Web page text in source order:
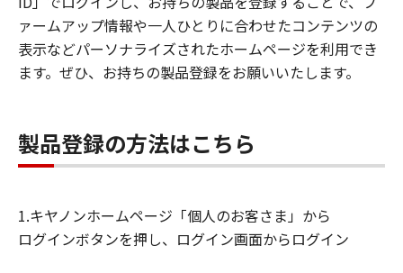
ァームアップ情報や一人ひとりに合わせたコンテンツの
表示などパーソナライズされたホームページを利用でき
ます。ぜひ、お持ちの製品登録をお願いいたします。
製品登録の方法はこちら
1.キヤノンホームページ「個人のお客さま」から
ログインボタンを押し、ログイン画面からログイン